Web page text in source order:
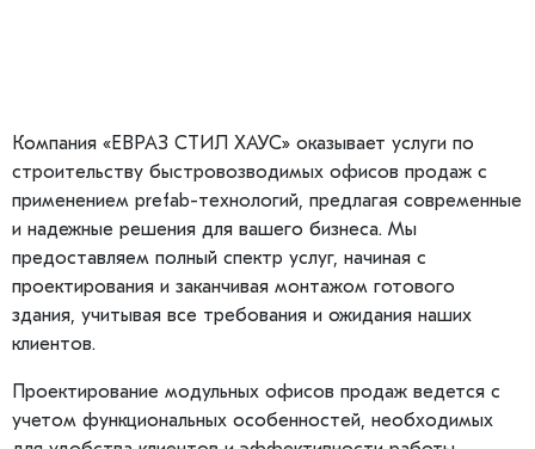
Компания «ЕВРАЗ СТИЛ ХАУС» оказывает услуги по
строительству быстровозводимых офисов продаж с
применением prefab-технологий, предлагая современные
и надежные решения для вашего бизнеса. Мы
предоставляем полный спектр услуг, начиная с
проектирования и заканчивая монтажом готового
здания, учитывая все требования и ожидания наших
клиентов.
Проектирование модульных офисов продаж ведется с
учетом функциональных особенностей, необходимых